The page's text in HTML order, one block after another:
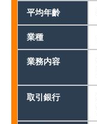
平均年齡
業種
業務内容
取引銀行